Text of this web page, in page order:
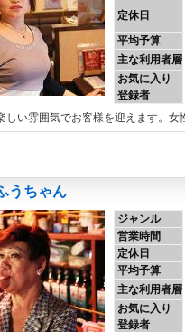
定休日
平均予算
主な利用者層
お気に入り
登録者
しい雰囲気でお客様を迎えます。女
うちゃん
ジャンル
営業時間
定休日
平均予算
主な利用者層
お気に入り
登録者